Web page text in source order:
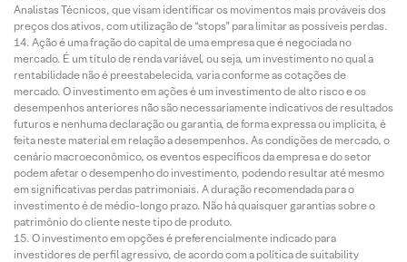
Analistas Técnicos, que visam identificar os movimentos mais prováveis dos
preços dos ativos, com utilização de “stops” para limitar as possíveis perdas.
Ação é uma fração do capital de uma empresa que é negociada no
mercado. É um título de renda variável, ou seja, um investimento no qual a
rentabilidade não é preestabelecida, varia conforme as cotações de
mercado. O investimento em ações é um investimento de alto risco e os
desempenhos anteriores não são necessariamente indicativos de resultados
futuros e nenhuma declaração ou garantia, de forma expressa ou implícita, é
feita neste material em relação a desempenhos. As condições de mercado, o
cenário macroeconômico, os eventos específicos da empresa e do setor
podem afetar o desempenho do investimento, podendo resultar até mesmo
em significativas perdas patrimoniais. A duração recomendada para o
investimento é de médio-longo prazo. Não há quaisquer garantias sobre o
patrimônio do cliente neste tipo de produto.
O investimento em opções é preferencialmente indicado para
investidores de perfil agressivo, de acordo com a política de suitability